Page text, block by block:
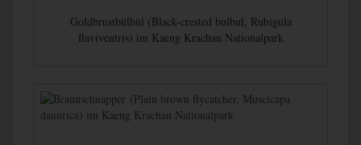
Goldbrustbülbül (Black-crested bulbul, Rubigula
flaviventris) im Kaeng Krachan Nationalpark